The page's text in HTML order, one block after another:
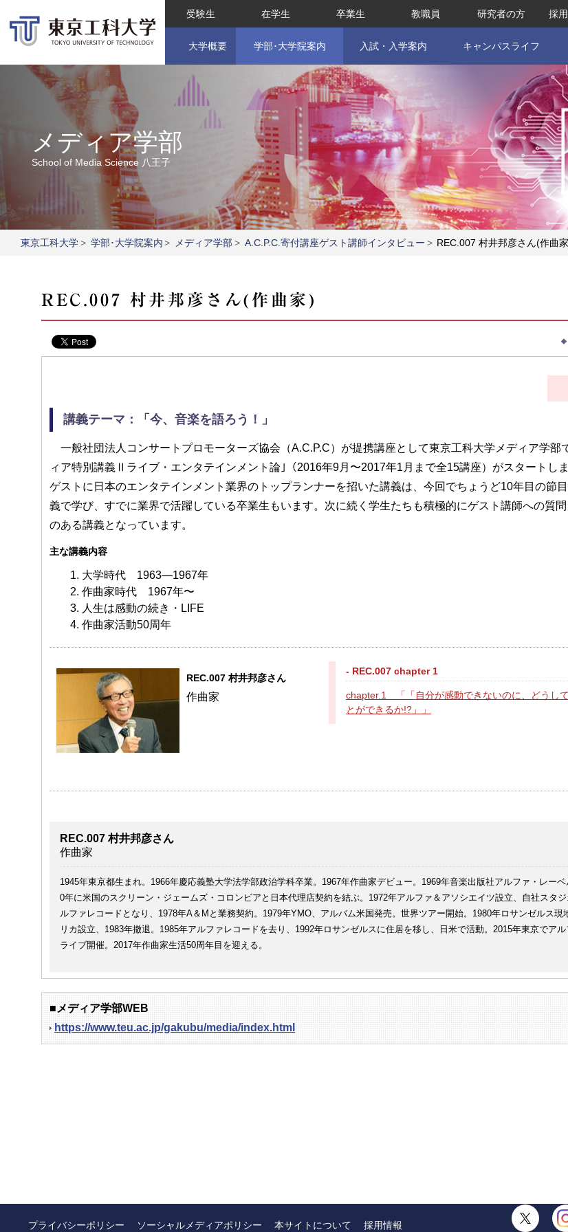
受験生 在学生 卒業生 教職員 研究者の方 採
大学概要 学部･大学院案内 入試・入学案内 キャンパスライフ
メディア学部
School of Media Science 八王子
東京工科大学> 学部･大学院案内 > メディア学部 > A.C.P.C.寄付講座ゲスト講師インタビュー > REC.007 村井邦彦さん(作曲
REC.007 村井邦彦さん(作曲家)
講義テーマ：「今、音楽を語ろう！」
一般社団法人コンサートプロモーターズ協会（A.C.P.C）が提携講座として東京工科大学メディア学部
ィア特別講義Ⅱライブ・エンタテインメント論｣（2016年9月〜2017年1月まで全15講座）がスタートしま
ゲストに日本のエンタテインメント業界のトップランナーを招いた講義は、今回でちょうど10年目の節
義で学び、すでに業界で活躍している卒業生もいます。次に続く学生たちも積極的にゲスト講師への質
のある講義となっています。
主な講義内容
1. 大学時代 1963—1967年
2. 作曲家時代 1967年〜
3. 人生は感動の続き・LIFE
4. 作曲家活動50周年
REC.007 村井邦彦さん
作曲家
- REC.007 chapter 1
chapter.1 「「自分が感動できないのに、どうし
とができるか!?」」
REC.007 村井邦彦さん
作曲家
1945年東京都生まれ。1966年慶応義塾大学法学部政治学科卒業。1967年作曲家デビュー。1969年音楽出版社アルファ・レー
0年に米国のスクリーン・ジェームズ・コロンビアと日本代理店契約を結ぶ。1972年アルファ＆アソシエイツ設立、自社スタ
ルファレコードとなり、1978年A＆Mと業務契約。1979年YMO、アルバム米国発売。世界ツアー開始。1980年ロサンゼルス現
リカ設立、1983年撤退。1985年アルファレコードを去り、1992年ロサンゼルスに住居を移し、日米で活動。2015年東京でア
ライブ開催。2017年作曲家生活50周年目を迎える。
■メディア学部WEB
https://www.teu.ac.jp/gakubu/media/index.html
プライバシーポリシー ソーシャルメディアポリシー 本サイトについて 採用情報